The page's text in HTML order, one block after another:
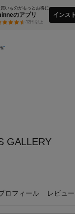
買いものがもっとお得に
のアプリ
3万件以上
インス
GALLERY
ロフィール レビュー